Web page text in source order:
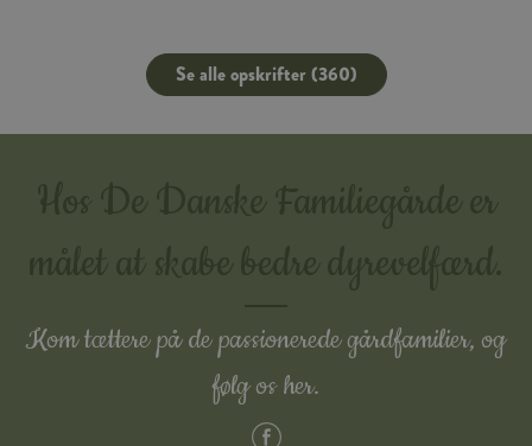
Se alle opskrifter (360)
Kom tættere på de passionerede gårdfamilier, og
følg os her.